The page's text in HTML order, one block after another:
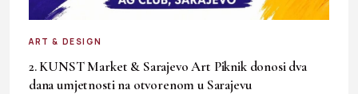
ART & DESIGN
2. KUNST Market & Sarajevo Art Piknik donosi dva
dana umjetnosti na otvorenom u Sarajevu